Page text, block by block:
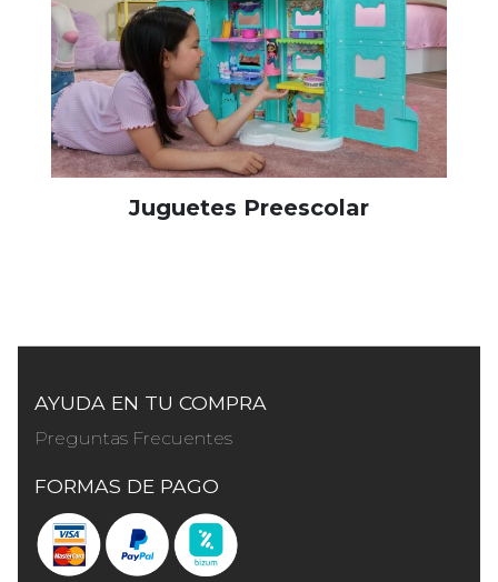
Juguetes Preescolar
AYUDA EN TU COMPRA
Preguntas Frecuentes
FORMAS DE PAGO